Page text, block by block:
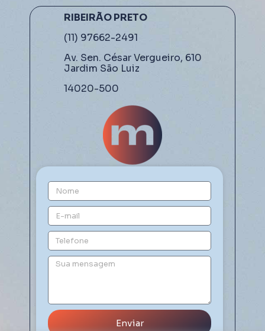
RIBEIRÃO PRETO
(11) 97662-2491
Av. Sen. César Vergueiro, 610
Jardim São Luiz
14020-500
Enviar